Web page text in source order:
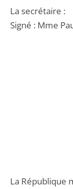
La secrétaire :
Signé : Mme
La République